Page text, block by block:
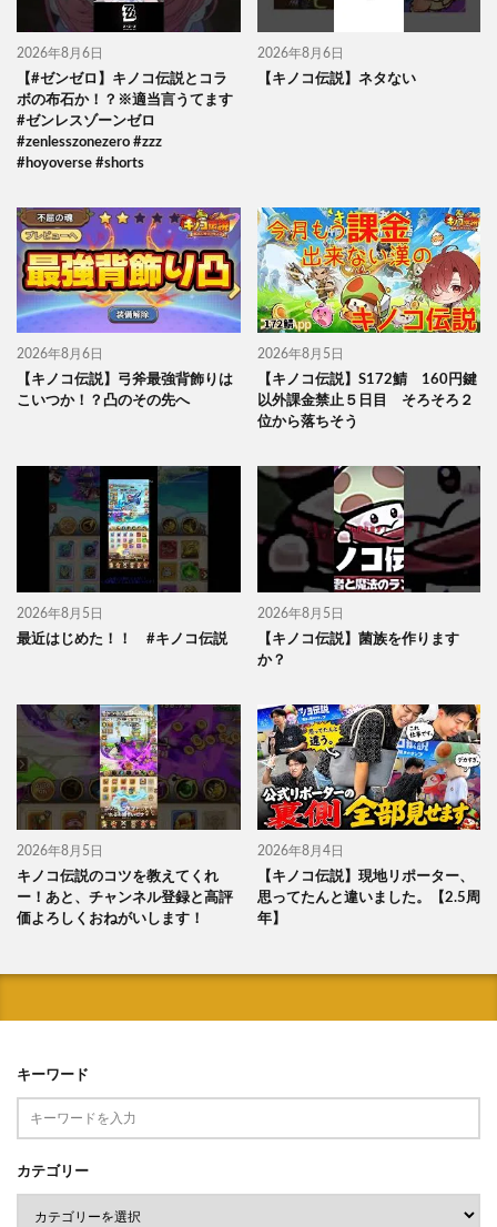
2026年8月6日
【#ゼンゼロ】キノコ伝説とコラ
ボの布石か！？※適当言うてます
#ゼンレスゾーンゼロ
#zenlesszonezero #zzz
#hoyoverse #shorts
2026年8月6日
【キノコ伝説】ネタない
2026年8月6日
【キノコ伝説】弓斧最強背飾りは
こいつか！？凸のその先へ
2026年8月5日
【キノコ伝説】S172鯖 160円鍵
以外課金禁止５日目 そろそろ２
位から落ちそう
2026年8月5日
最近はじめた！！ #キノコ伝説
2026年8月5日
【キノコ伝説】菌族を作ります
か？
2026年8月5日
キノコ伝説のコツを教えてくれ
ー！あと、チャンネル登録と高評
価よろしくおねがいします！
2026年8月4日
【キノコ伝説】現地リポーター、
思ってたんと違いました。【2.5周
年】
キーワード
カテゴリー